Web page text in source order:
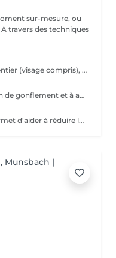
sur-mesure, ou
Un drainage manuel doux du corps entier (visage compris), favorisant la détente profonde, la circulation lymphatique et la sensation de légèreté. Idéal en période de stress, de fatigue, ou lorsque le corps a besoin d'un véritable moment de récupération.
Soin ciblé visant à réduire la sensation de gonflement et à améliorer le confort des bras. Favorise la circulation et procure une sensation de légèreté immédiate.
Le drainage abdominale profond, permet d'aider à réduire la sensation de gonflement liée à plusieurs facteurs (stress, déséquilibre hormonal, inflammation chronique, problèmes digestifs, diastasis). Ce soin procure un véritable relâchement des tensions abdominales procurant un sentiment de bien être immédiat après la séance.